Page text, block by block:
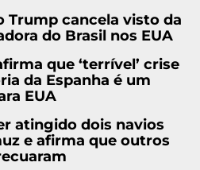
Trump cancela visto da
do Brasil nos EUA
que ‘terrível’ crise
da Espanha é um
EUA
atingido dois navios
e afirma que outros